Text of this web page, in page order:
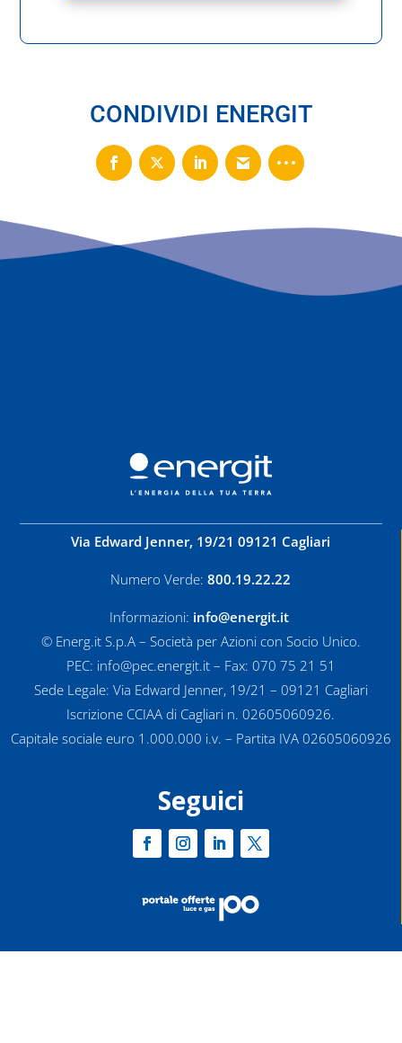
CONDIVIDI ENERGIT
Via Edward Jenner, 19/21 09121 Cagliari
Numero Verde: 800.19.22.22
Informazioni: info@energit.it
© Energ.it S.p.A – Società per Azioni con Socio Unico.
PEC: info@pec.energit.it – Fax: 070 75 21 51
Sede Legale: Via Edward Jenner, 19/21 – 09121 Cagliari
Iscrizione CCIAA di Cagliari n. 02605060926.
Capitale sociale euro 1.000.000 i.v. – Partita IVA 02605060926
Seguici